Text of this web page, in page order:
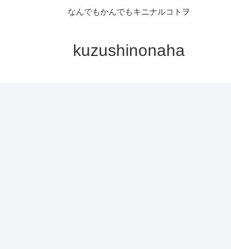
なんでもかんでもキニナルコトヲ
kuzushinonaha